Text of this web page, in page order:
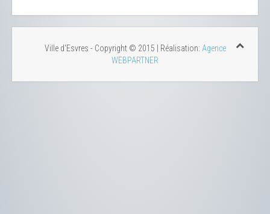
Ville d'Esvres - Copyright © 2015 | Réalisation: Agence
WEBPARTNER